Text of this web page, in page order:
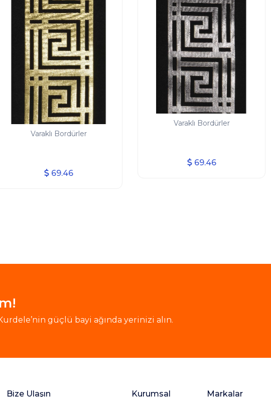
Varaklı Bordürler
69.46
Varaklı Bordürler
69.46
güçlü bayi ağında yerinizi alın.
Bize Ulaşın Kurumsal Markalar